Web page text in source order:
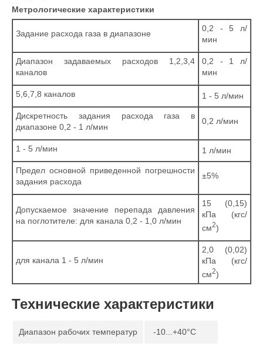
Метрологические характеристики
Задание расхода газа в диапазоне
0,2 - 5 л/
мин
Диапазон задаваемых расходов 1,2,3,4
каналов
0,2 - 1 л/
мин
5,6,7,8 каналов 1 - 5 л/мин
Дискретность задания расхода газа в
диапазоне 0,2 - 1 л/мин
0,2 л/мин
1 - 5 л/мин 1 л/мин
Предел основной приведенной погрешности
задания расхода
±5%
Допускаемое значение перепада давления
на поглотителе: для канала 0,2 - 1,0 л/мин
15 (0,15)
кПа (кгс/
см2)
для канала 1 - 5 л/мин
2,0 (0,02)
кПа (кгс/
см2)
Технические характеристики
Диапазон рабочих температур -10...+40°C